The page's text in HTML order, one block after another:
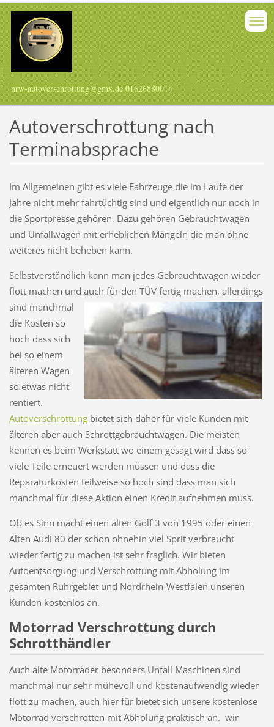
nrw-autoverschrottung@gmx.de 01626880014
Autoverschrottung nach
Terminabsprache
Im Allgemeinen gibt es viele Fahrzeuge die im Laufe der
Jahre nicht mehr fahrtüchtig sind und eigentlich nur noch in
die Sportpresse gehören. Dazu gehören Gebrauchtwagen
und Unfallwagen mit erheblichen Mängeln die man ohne
weiteres nicht beheben kann.
Selbstverständlich kann man jedes Gebrauchtwagen wieder
flott machen und auch für den TÜV fertig machen, allerdings
sind manchmal
die Kosten so
hoch dass sich
bei so einem
älteren Wagen
so etwas nicht
rentiert.
Autoverschrottungbietet sich daher für viele Kunden mit
älteren aber auch Schrottgebrauchtwagen. Die meisten
kennen es beim Werkstatt wo einem gesagt wird dass so
viele Teile erneuert werden müssen und dass die
Reparaturkosten teilweise so hoch sind dass man sich
manchmal für diese Aktion einen Kredit aufnehmen muss.
Ob es Sinn macht einen alten Golf 3 von 1995 oder einen
Alten Audi 80 der schon ohnehin viel Sprit verbraucht
wieder fertig zu machen ist sehr fraglich. Wir bieten
Autoentsorgung und Verschrottung mit Abholung im
gesamten Ruhrgebiet und Nordrhein-Westfalen unseren
Kunden kostenlos an.
Motorrad Verschrottung durch
Schrotthändler
Auch alte Motorräder besonders Unfall Maschinen sind
manchmal nur sehr mühevoll und kostenaufwendig wieder
flott zu machen, auch hier für bietet sich unsere kostenlose
Motorrad verschrotten mit Abholung praktisch an. wir